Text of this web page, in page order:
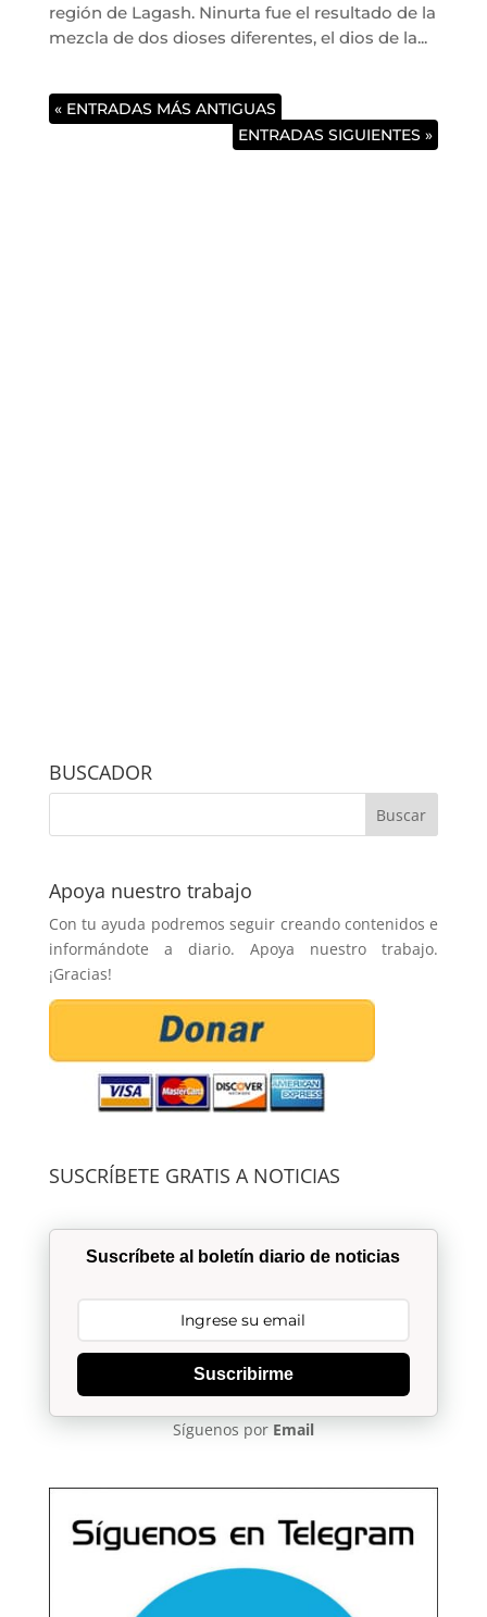
región de Lagash. Ninurta fue el resultado de la
mezcla de dos dioses diferentes, el dios de la...
« ENTRADAS MÁS ANTIGUAS
ENTRADAS SIGUIENTES »
BUSCADOR
Apoya nuestro trabajo
Con tu ayuda podremos seguir creando contenidos e
informándote a diario. Apoya nuestro trabajo.
¡Gracias!
SUSCRÍBETE GRATIS A NOTICIAS
Suscríbete al boletín diario de noticias
Suscribirme
Síguenos por Email